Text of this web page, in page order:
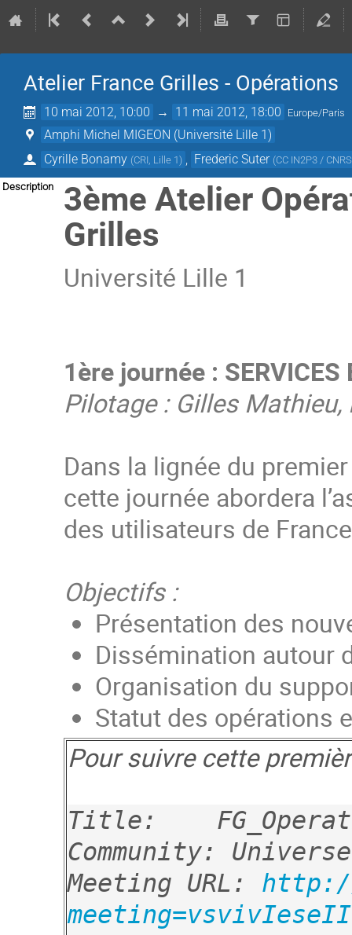
Atelier France Grilles - Opérations
10 mai 2012, 10:00 → 11 mai 2012, 18:00 Europe/Paris
Amphi Michel MIGEON (Université Lille 1)
Cyrille Bonamy (CRI, Lille 1) Frederic Suter (CC IN2P3 / CNRS
Description 3ème Atelier
Grilles
Université Lille 1
1ère journée : SERVICES
Pilotage : Gilles Mathieu,
Dans la lignée du
cette journée abordera
des utilisateurs de
Objectifs :
Présentation des
Dissémination autour
Organisation du
Statut des opérations
Pour suivre cette
Title:
Community: Universe
Meeting URL: